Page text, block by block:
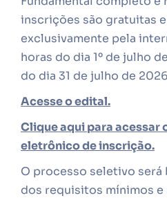
inscrições são gratuitas
exclusivamente pela
horas do dia 1º de julho
do dia 31 de julho de
Acesse o edital.
Clique aqui para acessar
eletrônico de inscrição.
O processo seletivo será
dos requisitos mínimos e